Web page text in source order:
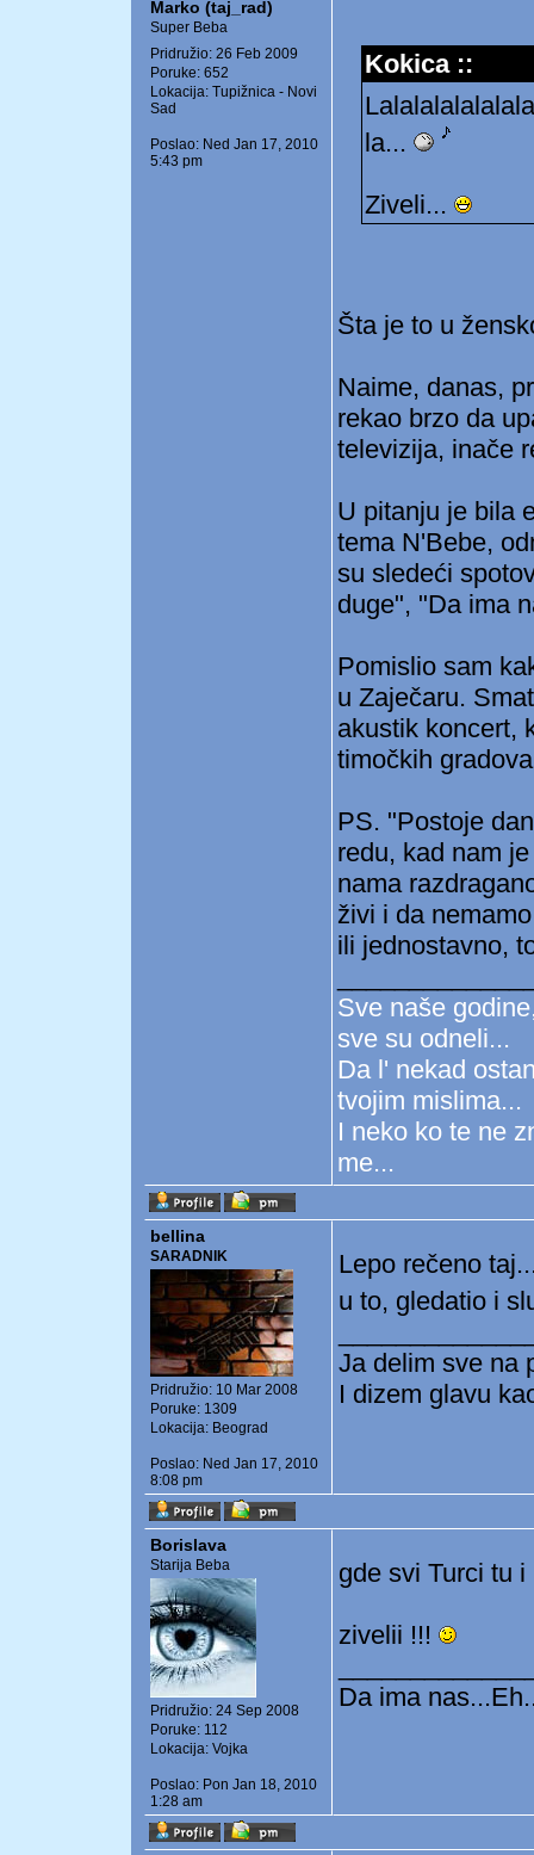
Marko (taj_rad)
Super Beba
Pridružio: 26 Feb 2009
Poruke: 652
Lokacija: Tupižnica - Novi
Sad
Poslao: Ned Jan 17, 2010
5:43 pm
Kokica ::
la...
Ziveli...
Šta je to u
Naime, danas,
rekao brzo da
televizija, inače
U pitanju je bila
tema N'Bebe,
su sledeći
duge", "Da ima
Pomislio sam
u Zaječaru.
akustik koncert,
timočkih
PS. "Postoje
redu, kad nam
nama
živi i da
ili jednostavno,
Sve naše
sve su odneli...
Da l' nekad
tvojim mislima...
I neko ko te ne
me...
bellina
SARADNIK
Pridružio: 10 Mar 2008
Poruke: 1309
Lokacija: Beograd
Poslao: Ned Jan 17, 2010
8:08 pm
Lepo rečeno
u to, gledatio i
Ja delim sve na
I dizem glavu
Borislava
Starija Beba
Pridružio: 24 Sep 2008
Poruke: 112
Lokacija: Vojka
Poslao: Pon Jan 18, 2010
1:28 am
gde svi Turci tu
zivelii !!!
Da ima